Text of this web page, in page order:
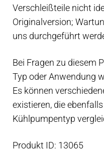
Verschleißteile nicht
Originalversion;
uns durchgeführt
Bei Fragen zu diesem
Typ oder Anwendung
Es können
existieren, die
Kühlpumpentyp
Produkt ID: 13065